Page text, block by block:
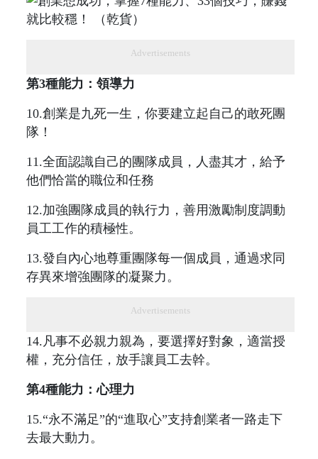
Advertisements
第3種能力：領導力
10.創業是九死一生，你要建立起自己的敢死團
隊！
11.全面認識自己的團隊成員，人盡其才，給予
他們恰當的職位和任務
12.加強團隊成員的執行力，善用激勵制度調動
員工工作的積極性。
13.發自內心地尊重團隊每一個成員，通過求同
存異來增強團隊的凝聚力。
Advertisements
14.凡事不必親力親為，要選擇好對象，適當授
權，充分信任，放手讓員工去幹。
第4種能力：心理力
15.“永不滿足”的“進取心”支持創業者一路走下
去最大動力。